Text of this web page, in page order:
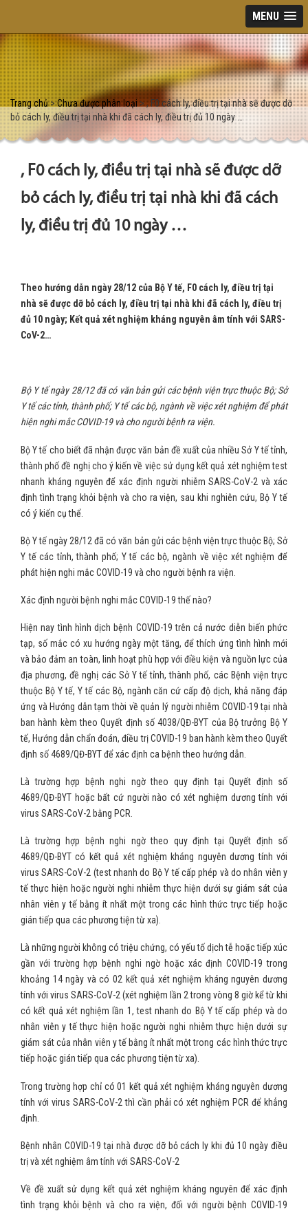
MENU
Trang chủ>Chưa được phân loại> , F0 cách ly, điều trị tại nhà sẽ được dỡ
bỏ cách ly, điều trị tại nhà khi đã cách ly, điều trị đủ 10 ngày …
, F0 cách ly, điều trị tại nhà sẽ được dỡ
bỏ cách ly, điều trị tại nhà khi đã cách
ly, điều trị đủ 10 ngày …
Theo hướng dẫn ngày 28/12 của Bộ Y tế, F0 cách ly, điều trị tại
nhà sẽ được dỡ bỏ cách ly, điều trị tại nhà khi đã cách ly, điều trị
đủ 10 ngày; Kết quả xét nghiệm kháng nguyên âm tính với SARS-
CoV-2…
Bộ Y tế ngày 28/12 đã có văn bản gửi các bệnh viện trực thuộc Bộ; Sở
Y tế các tỉnh, thành phố; Y tế các bộ, ngành về việc xét nghiệm để phát
hiện nghi mắc COVID-19 và cho người bệnh ra viện.
Bộ Y tế cho biết đã nhận được văn bản đề xuất của nhiều Sở Y tế tỉnh,
thành phố đề nghị cho ý kiến về việc sử dụng kết quả xét nghiệm test
nhanh kháng nguyên để xác định người nhiễm SARS-CoV-2 và xác
định tình trạng khỏi bệnh và cho ra viện, sau khi nghiên cứu, Bộ Y tế
có ý kiến cụ thể.
Bộ Y tế ngày 28/12 đã có văn bản gửi các bệnh viện trực thuộc Bộ; Sở
Y tế các tỉnh, thành phố; Y tế các bộ, ngành về việc xét nghiệm để
phát hiện nghi mắc COVID-19 và cho người bệnh ra viện.
Xác định người bệnh nghi mắc COVID-19 thế nào?
Hiện nay tình hình dịch bệnh COVID-19 trên cả nước diễn biến phức
tạp, số mắc có xu hướng ngày một tăng, để thích ứng tình hình mới
và bảo đảm an toàn, linh hoạt phù hợp với điều kiện và nguồn lực của
địa phương, đề nghị các Sở Y tế tỉnh, thành phố, các Bệnh viện trực
thuộc Bộ Y tế, Y tế các Bộ, ngành căn cứ cấp độ dịch, khả năng đáp
ứng và Hướng dẫn tạm thời về quản lý người nhiễm COVID-19 tại nhà
ban hành kèm theo Quyết định số 4038/QĐ-BYT của Bộ trưởng Bộ Y
tế, Hướng dẫn chẩn đoán, điều trị COVID-19 ban hành kèm theo Quyết
định số 4689/QĐ-BYT để xác định ca bệnh theo hướng dẫn.
Là trường hợp bệnh nghi ngờ theo quy định tại Quyết định số
4689/QĐ-BYT hoặc bất cứ người nào có xét nghiệm dương tính với
virus SARS-CoV-2 bằng PCR.
Là trường hợp bệnh nghi ngờ theo quy định tại Quyết định số
4689/QĐ-BYT có kết quả xét nghiệm kháng nguyên dương tính với
virus SARS-CoV-2 (test nhanh do Bộ Y tế cấp phép và do nhân viên y
tế thực hiện hoặc người nghi nhiễm thực hiện dưới sự giám sát của
nhân viên y tế bằng ít nhất một trong các hình thức trực tiếp hoặc
gián tiếp qua các phương tiện từ xa).
Là những người không có triệu chứng, có yếu tố dịch tễ hoặc tiếp xúc
gần với trường hợp bệnh nghi ngờ hoặc xác định COVID-19 trong
khoảng 14 ngày và có 02 kết quả xét nghiệm kháng nguyên dương
tính với virus SARS-CoV-2 (xét nghiệm lần 2 trong vòng 8 giờ kể từ khi
có kết quả xét nghiệm lần 1, test nhanh do Bộ Y tế cấp phép và do
nhân viên y tế thực hiện hoặc người nghi nhiễm thực hiện dưới sự
giám sát của nhân viên y tế bằng ít nhất một trong các hình thức trực
tiếp hoặc gián tiếp qua các phương tiện từ xa).
Trong trường hợp chỉ có 01 kết quả xét nghiệm kháng nguyên dương
tính với virus SARS-CoV-2 thì cần phải có xét nghiệm PCR để khẳng
định.
Bệnh nhân COVID-19 tại nhà được dỡ bỏ cách ly khi đủ 10 ngày điều
trị và xét nghiệm âm tính với SARS-CoV-2
Về đề xuất sử dụng kết quả xét nghiệm kháng nguyên để xác định
tình trạng khỏi bệnh và cho ra viện, đối với người bệnh COVID-19